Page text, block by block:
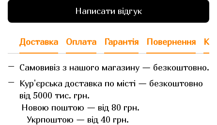
Написати відгук
Доставка Оплата Гарантія Повернення
Самовивіз з нашого магазину — безкоштовно.
Кур'єрська доставка по місті — безкоштовно
від 5000 тис. грн.
Новою поштою — від 80 грн.
Укрпоштою — від 40 грн.